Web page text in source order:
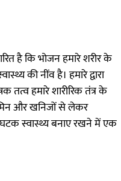
है कि भोजन हमारे शरीर के
की नींव है। हमारे द्वारा
तत्व हमारे शारीरिक तंत्र के
और खनिजों से लेकर
स्वास्थ्य बनाए रखने में एक